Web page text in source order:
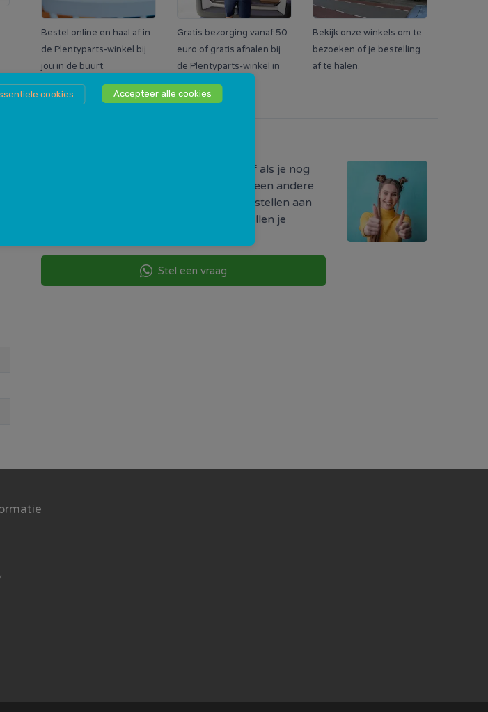
cookies Accepteer alle cookies
Bestel online en haal af in
de Plentyparts-winkel bij
jou in de buurt.
Gratis bezorging vanaf 50
euro of gratis afhalen bij
de Plentyparts-winkel in
de buurt.
Bekijk onze winkels om te
bezoeken of je bestelling
af te halen.
Als je nog niet genoeg informatie hebt of als je nog
steeds niet zeker bent over iets, of als je een andere
vraag hebt, dan kun je jouw vraag direct stellen aan
een van onze winkels in jouw buurt. Zij zullen je
Stel een vraag